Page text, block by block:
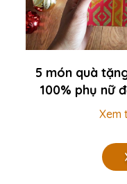
5 món quà
100% phụ nữ
Xem